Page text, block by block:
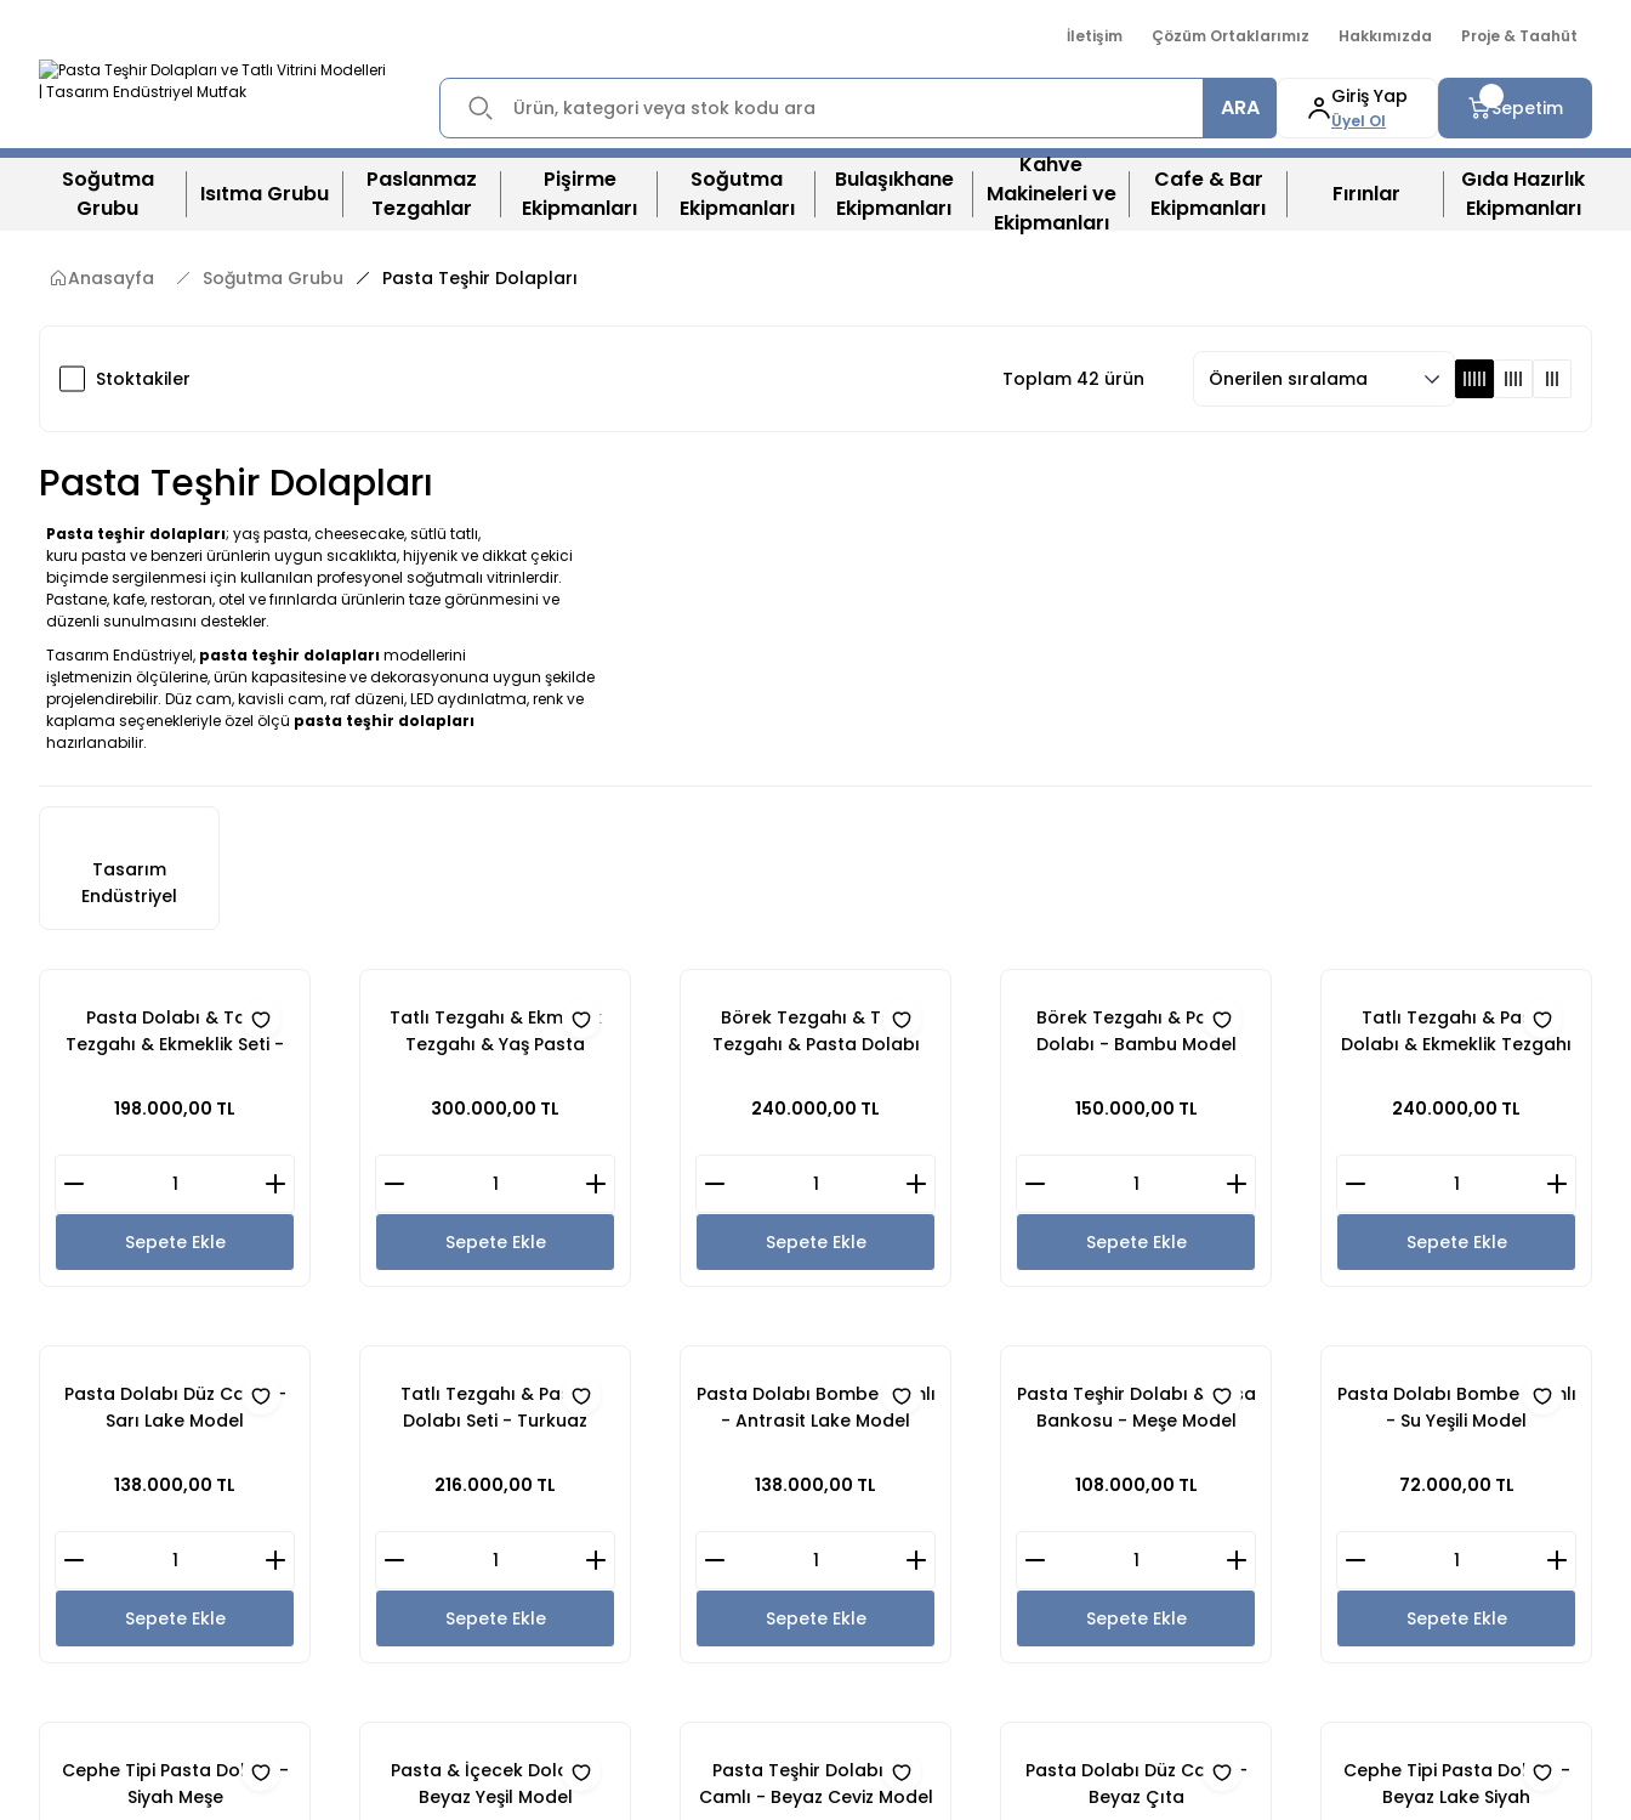
İletişim Çözüm Ortaklarımız Hakkımızda Proje & Taahüt
ARA Giriş Yap
Üyel Ol
Sepetim
Soğutma
Grubu
Isıtma Grubu
Paslanmaz
Tezgahlar
Pişirme
Ekipmanları
Soğutma
Ekipmanları
Bulaşıkhane
Ekipmanları
Kahve
Makineleri ve
Ekipmanları
Cafe & Bar
Ekipmanları
Fırınlar
Gıda Hazırlık
Ekipmanları
Anasayfa Soğutma Grubu Pasta Teşhir Dolapları
Stoktakiler Toplam 42 ürün
Pasta Teşhir Dolapları
Pasta teşhir dolapları; yaş pasta, cheesecake, sütlü tatlı,
kuru pasta ve benzeri ürünlerin uygun sıcaklıkta, hijyenik ve dikkat çekici
biçimde sergilenmesi için kullanılan profesyonel soğutmalı vitrinlerdir.
Pastane, kafe, restoran, otel ve fırınlarda ürünlerin taze görünmesini ve
düzenli sunulmasını destekler.
Tasarım Endüstriyel, pasta teşhir dolaplarımodellerini
işletmenizin ölçülerine, ürün kapasitesine ve dekorasyonuna uygun şekilde
projelendirebilir. Düz cam, kavisli cam, raf düzeni, LED aydınlatma, renk ve
kaplama seçenekleriyle özel ölçü pasta teşhir dolapları
hazırlanabilir.
Tasarım
Endüstriyel
Pasta Dolabı & Tatlı
Tezgahı & Ekmeklik Seti -
198.000,00 TL
Sepete Ekle
Tatlı Tezgahı & Ekmeklik
Tezgahı & Yaş Pasta
Seti - Yeşil Model
300.000,00 TL
Sepete Ekle
Börek Tezgahı & Tatlı
Tezgahı & Pasta Dolabı
240.000,00 TL
Sepete Ekle
Börek Tezgahı & Pasta
Dolabı - Bambu Model
150.000,00 TL
Sepete Ekle
Tatlı Tezgahı & Pasta
Dolabı & Ekmeklik Tezgahı
240.000,00 TL
Sepete Ekle
Pasta Dolabı Düz Camlı -
Sarı Lake Model
138.000,00 TL
Sepete Ekle
Tatlı Tezgahı & Pasta
Dolabı Seti - Turkuaz
216.000,00 TL
Sepete Ekle
Pasta Dolabı Bombe Camlı
- Antrasit Lake Model
138.000,00 TL
Sepete Ekle
Pasta Teşhir Dolabı & Kasa
Bankosu - Meşe Model
108.000,00 TL
Sepete Ekle
Pasta Dolabı Bombe Camlı
- Su Yeşili Model
72.000,00 TL
Sepete Ekle
Cephe Tipi Pasta Dolabı -
Siyah Meşe
Pasta & İçecek Dolabı -
Beyaz Yeşil Model
Pasta Teşhir Dolabı Düz
Camlı - Beyaz Ceviz Model
Pasta Dolabı Düz Camlı -
Beyaz Çıta
Cephe Tipi Pasta Dolabı -
Beyaz Lake Siyah